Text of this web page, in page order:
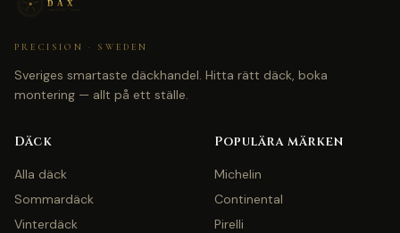
PRECISION · SWEDEN
Sveriges smartaste däckhandel. Hitta rätt däck, boka
montering — allt på ett ställe.
Däck
Alla däck
Sommardäck
Vinterdäck
Populära märken
Michelin
Continental
Pirelli